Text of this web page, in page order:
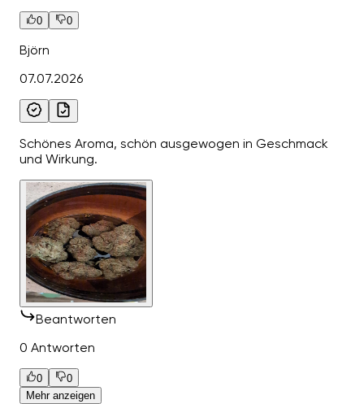
0 0
Björn
07.07.2026
Schönes Aroma, schön ausgewogen in Geschmack
und Wirkung.
Beantworten
0 Antworten
0
0
Mehr anzeigen